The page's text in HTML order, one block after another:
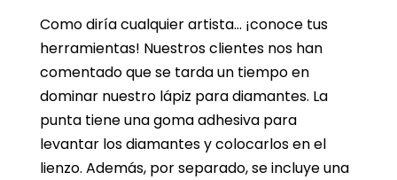
Como diría cualquier artista… ¡conoce tus
herramientas! Nuestros clientes nos han
comentado que se tarda un tiempo en
dominar nuestro lápiz para diamantes. La
punta tiene una goma adhesiva para
levantar los diamantes y colocarlos en el
lienzo. Además, por separado, se incluye una